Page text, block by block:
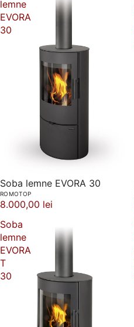
lemne
EVORA
30
Soba lemne EVORA 30
ROMOTOP
8.000,00 lei
Soba
lemne
EVORA
T
30